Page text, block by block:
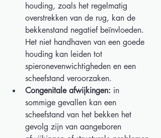
houding, zoals het regelmatig
overstrekken van de rug, kan de
bekkenstand negatief beïnvloeden.
Het niet handhaven van een goede
houding kan leiden tot
spieronevenwichtigheden en een
scheefstand veroorzaken.
Congenitale afwijkingen: in
sommige gevallen kan een
scheefstand van het bekken het
gevolg zijn van aangeboren